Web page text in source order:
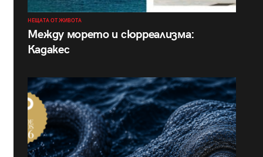
НЕЩАТА ОТ ЖИВОТА
Между морето и сюрреализма:
Кадакес